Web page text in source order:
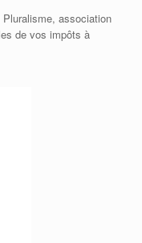
association
de vos impôts à